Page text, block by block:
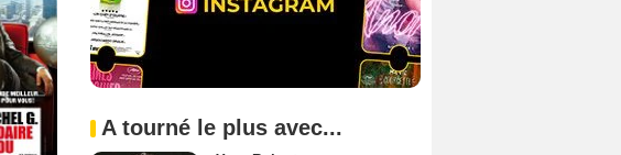
A tourné le plus avec...